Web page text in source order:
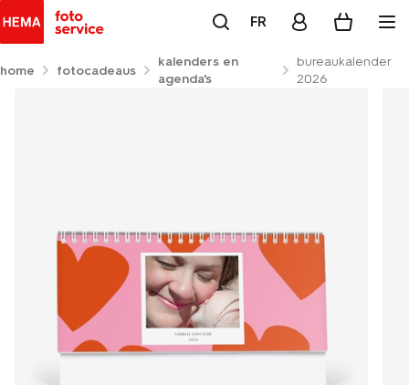
FR
home fotocadeaus
kalenders en
agenda's
bureaukalender
2026